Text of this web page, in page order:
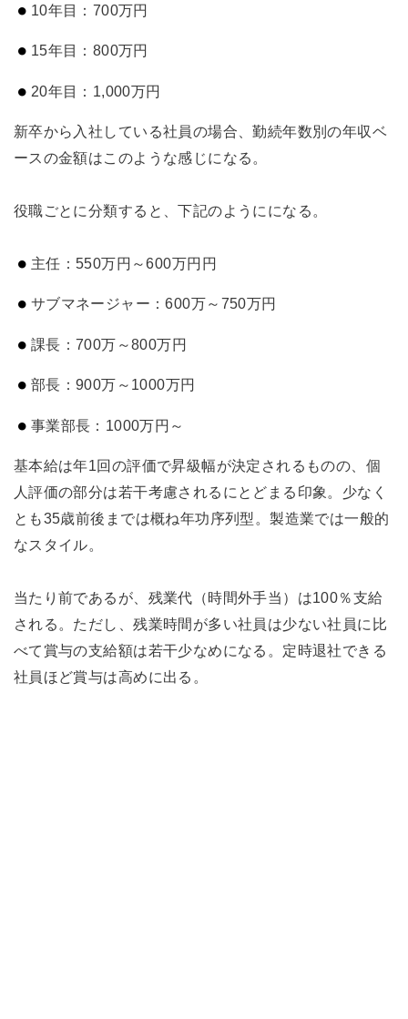
10年目：700万円
15年目：800万円
20年目：1,000万円
新卒から入社している社員の場合、勤続年数別の年収ベ
ースの金額はこのような感じになる。
役職ごとに分類すると、下記のようにになる。
主任：550万円～600万円円
サブマネージャー：600万～750万円
課長：700万～800万円
部長：900万～1000万円
事業部長：1000万円～
基本給は年1回の評価で昇級幅が決定されるものの、個
人評価の部分は若干考慮されるにとどまる印象。少なく
とも35歳前後までは概ね年功序列型。製造業では一般的
なスタイル。
当たり前であるが、残業代（時間外手当）は100％支給
される。ただし、残業時間が多い社員は少ない社員に比
べて賞与の支給額は若干少なめになる。定時退社できる
社員ほど賞与は高めに出る。